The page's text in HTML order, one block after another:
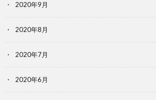
2020年9月
2020年8月
2020年7月
2020年6月